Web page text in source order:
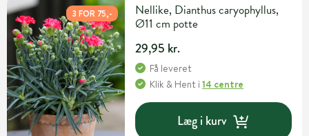
3 FOR 75,-
Nellike, Dianthus caryophyllus,
Ø11 cm potte
29,95 kr.
Få leveret
Klik & Hent i14 centre
Læg i kurv